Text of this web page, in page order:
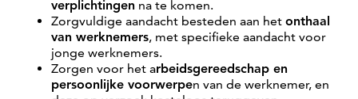
verplichtingen na te komen.
Zorgvuldige aandacht besteden aan het onthaal
van werknemers, met specifieke aandacht voor
jonge werknemers.
Zorgen voor het arbeidsgereedschap en
persoonlijke voorwerpen van de werknemer, en